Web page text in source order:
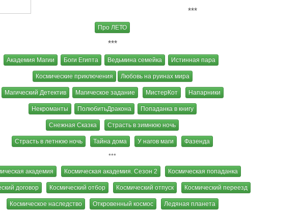
***
Про ЛЕТО
***
Академия Магии Боги Египта Ведьмина семейка Истинная пара
Космические приключения Любовь на руинах мира
Магический Детектив Магическое задание МистерКот Напарники
Некроманты ПолюбитьДракона Попаданка в книгу
Снежная Сказка Страсть в зимнюю ночь
Страсть в летнюю ночь Тайна дома У нагов маги Фазенда
***
академия Космическая академия. Сезон 2 Космическая попаданка
договор Космический отбор Космический отпуск Космический переезд
Космическое наследство Откровенный космос Ледяная планета